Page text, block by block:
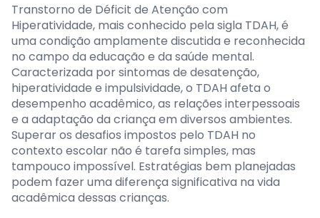
Transtorno de Déficit de Atenção com
Hiperatividade, mais conhecido pela sigla TDAH, é
uma condição amplamente discutida e reconhecida
no campo da educação e da saúde mental.
Caracterizada por sintomas de desatenção,
hiperatividade e impulsividade, o TDAH afeta o
desempenho acadêmico, as relações interpessoais
e a adaptação da criança em diversos ambientes.
Superar os desafios impostos pelo TDAH no
contexto escolar não é tarefa simples, mas
tampouco impossível. Estratégias bem planejadas
podem fazer uma diferença significativa na vida
acadêmica dessas crianças.